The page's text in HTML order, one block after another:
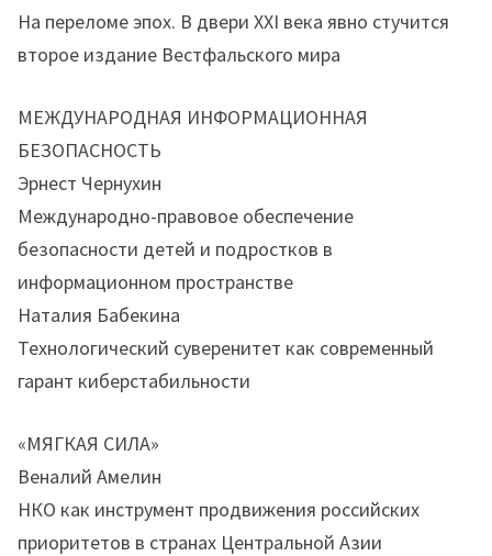
На переломе эпох. В двери XXI века явно стучится
второе издание Вестфальского мира
МЕЖДУНАРОДНАЯ ИНФОРМАЦИОННАЯ
БЕЗОПАСНОСТЬ
Эрнест Чернухин
Международно-правовое обеспечение
безопасности детей и подростков в
информационном пространстве
Наталия Бабекина
Технологический суверенитет как современный
гарант киберстабильности
«МЯГКАЯ СИЛА»
Веналий Амелин
НКО как инструмент продвижения российских
приоритетов в странах Центральной Азии